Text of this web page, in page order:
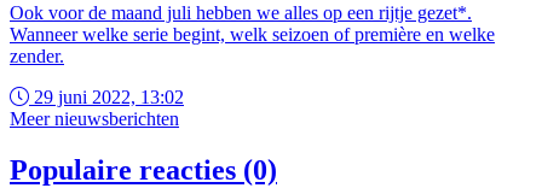
Ook voor de maand juli hebben we alles op een rijtje gezet*.
Wanneer welke serie begint, welk seizoen of première en welke
zender.
29 juni 2022, 13:02
Meer nieuwsberichten
Populaire reacties (0)